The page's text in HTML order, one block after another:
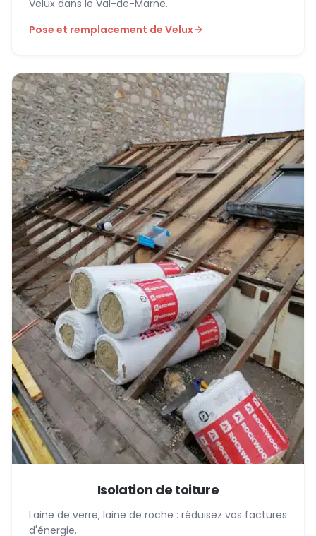
Velux dans le Val-de-Marne.
Pose et remplacement de Velux
Isolation de toiture
Laine de verre, laine de roche : réduisez vos factures
d'énergie.